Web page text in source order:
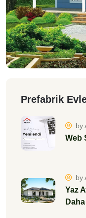
Prefabrik
by
Web
by
Yaz